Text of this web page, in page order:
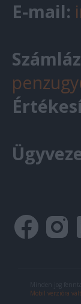
E-mail:
Mobil verzióra